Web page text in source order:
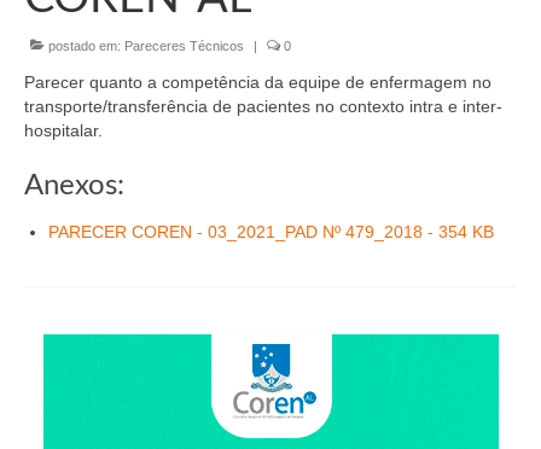
Conselheiros e Diretoria
Câmaras Técnicas
Governança
Eleições Triênio 2027-2029
Eleições 2023
postado em: Pareceres Técnicos | 0
Parecer quanto a competência da equipe de enfermagem no
transporte/transferência de pacientes no contexto intra e inter-
hospitalar.
Anexos:
PARECER COREN - 03_2021_PAD Nº 479_2018 - 354 KB